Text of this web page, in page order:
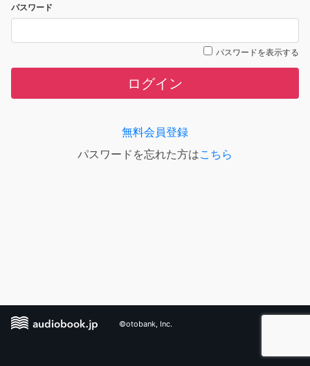
パスワード
パスワードを表示する
ログイン
無料会員登録
パスワードを忘れた方はこちら
©otobank, Inc.